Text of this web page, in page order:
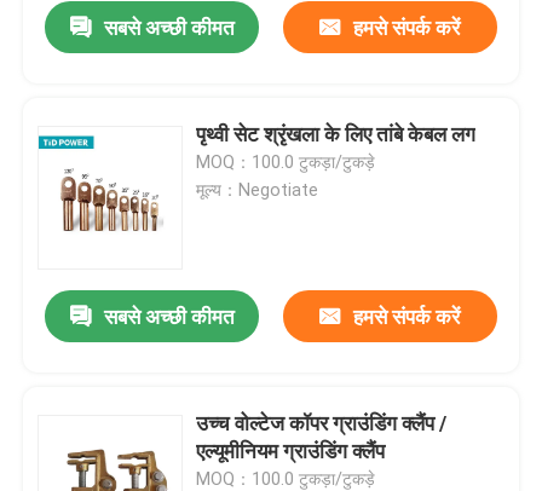
सबसे अच्छी कीमत हमसे संपर्क करें
पृथ्वी सेट श्रृंखला के लिए तांबे केबल लग
MOQ：100.0 टुकड़ा/टुकड़े
मूल्य：Negotiate
सबसे अच्छी कीमत हमसे संपर्क करें
उच्च वोल्टेज कॉपर ग्राउंडिंग क्लैंप /
एल्यूमीनियम ग्राउंडिंग क्लैंप
MOQ：100.0 टुकड़ा/टुकड़े